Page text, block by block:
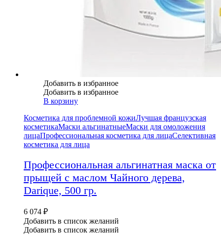
Добавить в избранное
Добавить в избранное
В корзину
Косметика для проблемной кожиЛучшая французская
косметикаМаски альгинатныеМаски для омоложения
лицаПрофессиональная косметика для лицаСелективная
косметика для лица
Профессиональная альгинатная маска от
прыщей с маслом Чайного дерева,
Darique, 500 гр.
6 074 ₽
Добавить в список желаний
Добавить в список желаний